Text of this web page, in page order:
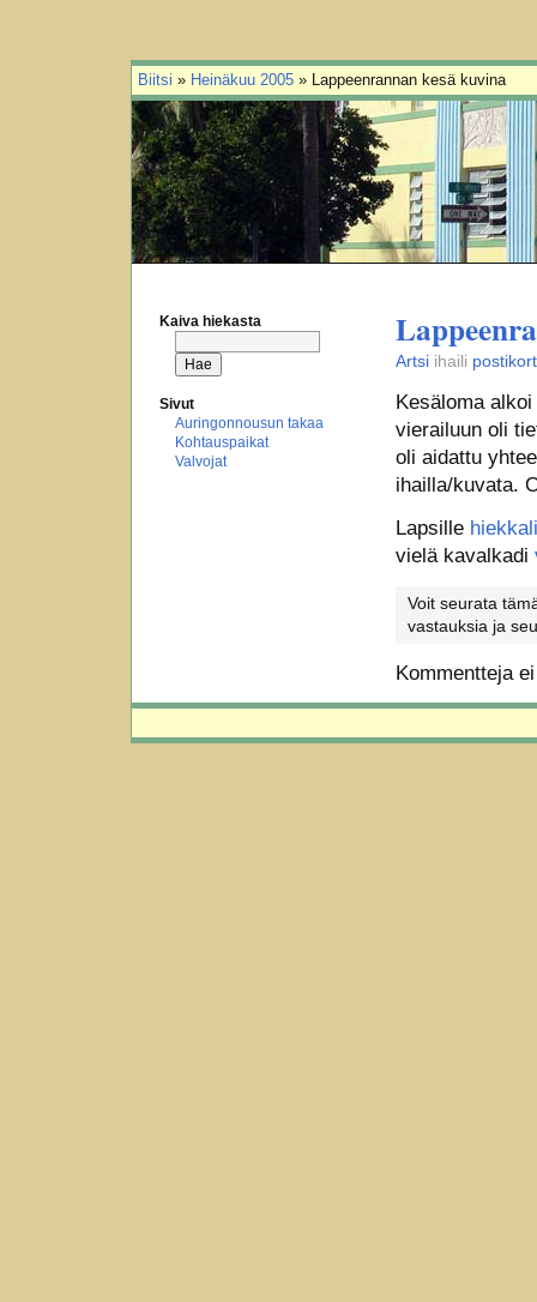
Biitsi » Heinäkuu 2005 » Lappeenrannan kesä kuvina
Artsi ihaili
Kesäloma
vierailuun oli
oli aidattu
ihailla/kuvata.
Lapsille
vielä kavalkadi
Voit seurata
vastauksia ja
Kommentteja
Kaiva hiekasta
Sivut
Auringonnousun takaa
Kohtauspaikat
Valvojat